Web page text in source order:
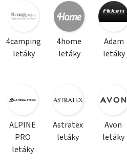
4camping
letáky
4home
letáky
Adam
letáky
ALPINE
PRO
letáky
Astratex
letáky
Avon
letáky